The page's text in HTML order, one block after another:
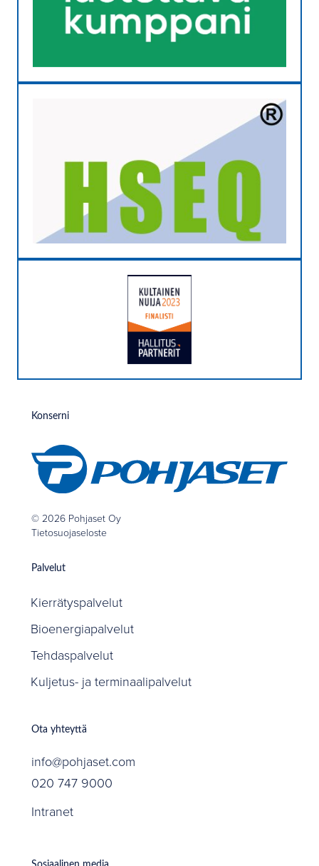
Konserni
© 2026 Pohjaset Oy
Tietosuojaseloste
Palvelut
Kierrätyspalvelut
Bioenergiapalvelut
Tehdaspalvelut
Kuljetus- ja terminaalipalvelut
Ota yhteyttä
info@pohjaset.com
020 747 9000
Intranet